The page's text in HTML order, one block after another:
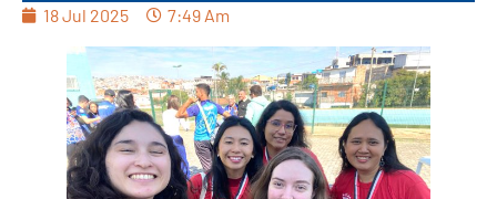
18 Jul 2025 7:49 Am